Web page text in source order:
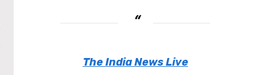
The India News Live